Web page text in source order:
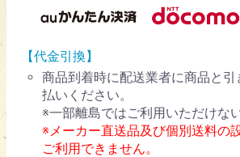
【代金引換】
商品到着時に配送業者に商品と
払いください。
※一部離島ではご利用いただけな
※メーカー直送品及び個別送料の
ご利用できません。